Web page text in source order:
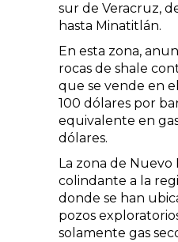
sur de Veracruz,
hasta Minatitlán.
En esta zona,
rocas de shale
que se vende en
100 dólares por
equivalente en
dólares.
La zona de Nuevo
colindante a la
donde se han
pozos
solamente gas